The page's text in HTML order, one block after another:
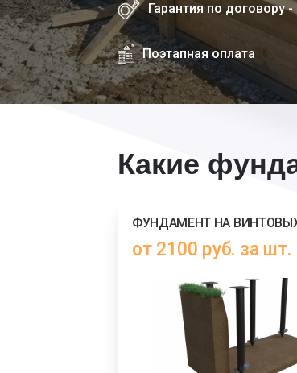
Гарантия по договору
Поэтапная оплата
Какие
ФУНДАМЕНТ НА
от 2100 руб. за шт.